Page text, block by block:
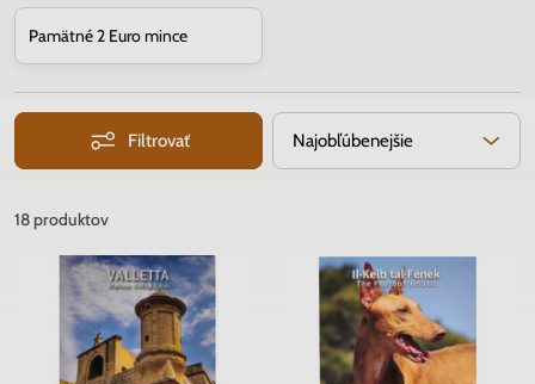
preto sú euromince razené v Holandsku alebo Francúzsku, zberateľské
druhy mincí majú vyrazenú značku týchto mincovní.
Pamätné 2 Euro mince
Filtrovať Najobľúbenejšie
18produktov